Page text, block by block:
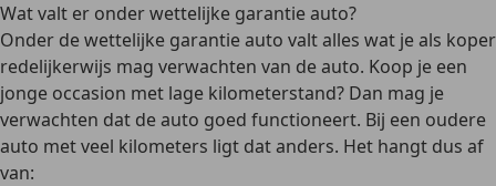
Wat valt er onder wettelijke garantie auto?
Onder dewettelijke garantie auto valt alles wat je als koper
redelijkerwijs mag verwachten van de auto. Koop je een
jonge occasion met lage kilometerstand? Dan mag je
verwachten dat de auto goed functioneert. Bij een oudere
auto met veel kilometers ligt dat anders. Het hangt dus af
van: